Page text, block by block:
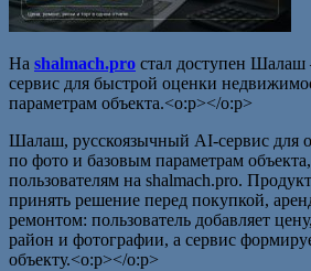
На shalmach.pro стал доступен
сервис для быстрой оценки
параметрам объекта.<o:p></o:p>
Шалаш, русскоязычный AI-сервис для
по фото и базовым параметрам
пользователям на shalmach.pro.
принять решение перед покупкой,
ремонтом: пользователь добавляет
район и фотографии, а сервис
объекту.<o:p></o:p>